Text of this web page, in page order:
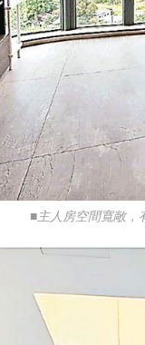
■主人房空間寬敞，